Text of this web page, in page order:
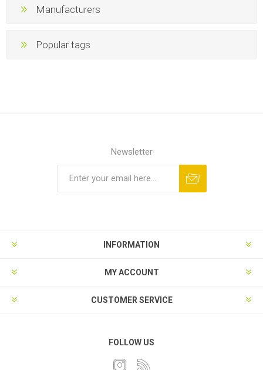
Manufacturers
Popular tags
Newsletter
INFORMATION
MY ACCOUNT
CUSTOMER SERVICE
FOLLOW US